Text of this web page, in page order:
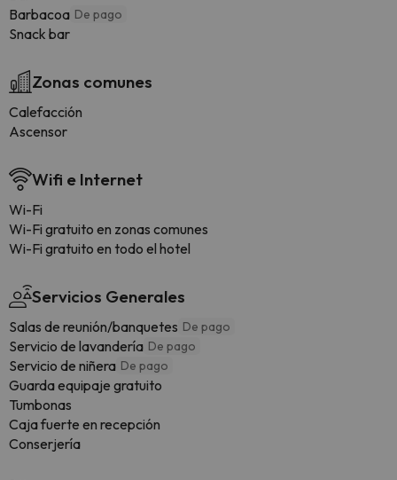
Barbacoa De pago
Snack bar
Zonas comunes
Calefacción
Ascensor
Wifi e Internet
Wi-Fi
Wi-Fi gratuito en zonas comunes
Wi-Fi gratuito en todo el hotel
Servicios Generales
Salas de reunión/banquetes De pago
Servicio de lavandería De pago
Servicio de niñera De pago
Guarda equipaje gratuito
Tumbonas
Caja fuerte en recepción
Conserjería